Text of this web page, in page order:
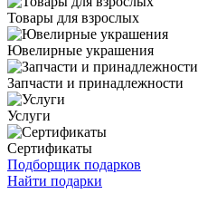
Товары для взрослых
Ювелирные украшения
Запчасти и принадлежности
Услуги
Сертификаты
Подборщик подарков
Найти подарки